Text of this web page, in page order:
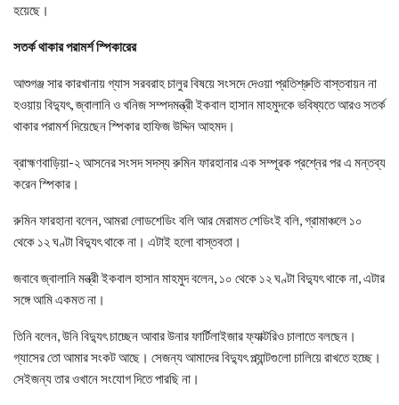
হয়েছে।
সতর্ক থাকার পরামর্শ স্পিকারের
আশুগঞ্জ সার কারখানায় গ্যাস সরবরাহ চালুর বিষয়ে সংসদে দেওয়া প্রতিশ্রুতি বাস্তবায়ন না
হওয়ায় বিদ্যুৎ, জ্বালানি ও খনিজ সম্পদমন্ত্রী ইকবাল হাসান মাহমুদকে ভবিষ্যতে আরও সতর্ক
থাকার পরামর্শ দিয়েছেন স্পিকার হাফিজ উদ্দিন আহমদ।
ব্রাহ্মণবাড়িয়া-২ আসনের সংসদ সদস্য রুমিন ফারহানার এক সম্পূরক প্রশ্নের পর এ মন্তব্য
করেন স্পিকার।
রুমিন ফারহানা বলেন, আমরা লোডশেডিং বলি আর মেরামত শেডিংই বলি, গ্রামাঞ্চলে ১০
থেকে ১২ ঘণ্টা বিদ্যুৎ থাকে না। এটাই হলো বাস্তবতা।
জবাবে জ্বালানি মন্ত্রী ইকবাল হাসান মাহমুদ বলেন, ১০ থেকে ১২ ঘণ্টা বিদ্যুৎ থাকে না, এটার
সঙ্গে আমি একমত না।
তিনি বলেন, উনি বিদ্যুৎ চাচ্ছেন আবার উনার ফার্টিলাইজার ফ্যাক্টরিও চালাতে বলছেন।
গ্যাসের তো আমার সংকট আছে। সেজন্য আমাদের বিদ্যুৎ প্ল্যান্টগুলো চালিয়ে রাখতে হচ্ছে।
সেইজন্য তার ওখানে সংযোগ দিতে পারছি না।